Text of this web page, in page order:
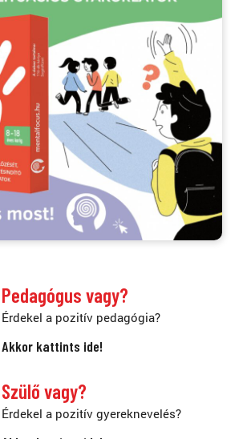
Pedagógus vagy?
Érdekel a pozitív pedagógia?
Akkor kattints ide!
Szülő vagy?
Érdekel a pozitív gyereknevelés?